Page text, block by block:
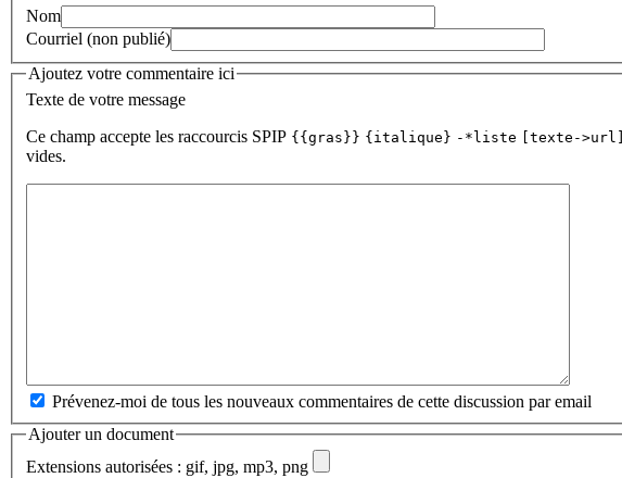
Nom
Courriel (non publié)
Ajoutez votre commentaire ici
Texte de votre message
Ce champ accepte les raccourcis SPIP {{gras}} {italique} -*liste [texte->url]
vides.
Prévenez-moi de tous les nouveaux commentaires de cette discussion par email
Ajouter un document
Extensions autorisées : gif, jpg, mp3, png